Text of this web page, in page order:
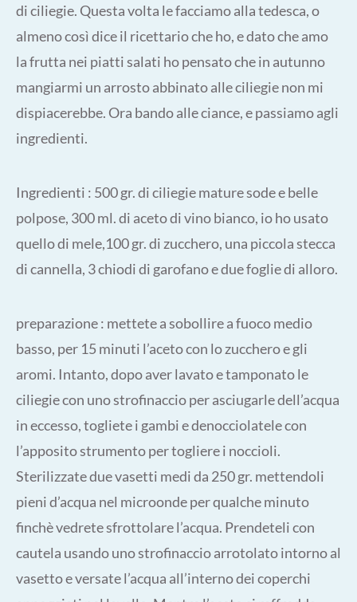
di ciliegie. Questa volta le facciamo alla tedesca, o
almeno così dice il ricettario che ho, e dato che amo
la frutta nei piatti salati ho pensato che in autunno
mangiarmi un arrosto abbinato alle ciliegie non mi
dispiacerebbe. Ora bando alle ciance, e passiamo agli
ingredienti.
Ingredienti : 500 gr. di ciliegie mature sode e belle
polpose, 300 ml. di aceto di vino bianco, io ho usato
quello di mele,100 gr. di zucchero, una piccola stecca
di cannella, 3 chiodi di garofano e due foglie di alloro.
preparazione : mettete a sobollire a fuoco medio
basso, per 15 minuti l’aceto con lo zucchero e gli
aromi. Intanto, dopo aver lavato e tamponato le
ciliegie con uno strofinaccio per asciugarle dell’acqua
in eccesso, togliete i gambi e denocciolatele con
l’apposito strumento per togliere i noccioli.
Sterilizzate due vasetti medi da 250 gr. mettendoli
pieni d’acqua nel microonde per qualche minuto
finchè vedrete sfrottolare l’acqua. Prendeteli con
cautela usando uno strofinaccio arrotolato intorno al
vasetto e versate l’acqua all’interno dei coperchi